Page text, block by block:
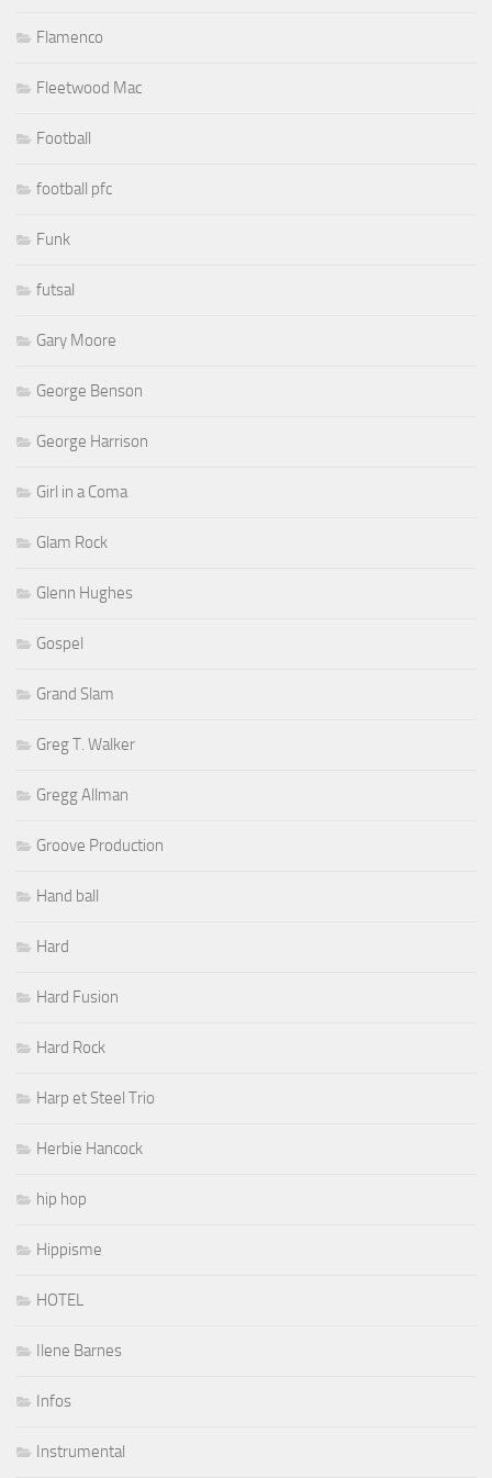
Flamenco
Fleetwood Mac
Football
football pfc
Funk
futsal
Gary Moore
George Benson
George Harrison
Girl in a Coma
Glam Rock
Glenn Hughes
Gospel
Grand Slam
Greg T. Walker
Gregg Allman
Groove Production
Hand ball
Hard
Hard Fusion
Hard Rock
Harp et Steel Trio
Herbie Hancock
hip hop
Hippisme
HOTEL
Ilene Barnes
Infos
Instrumental